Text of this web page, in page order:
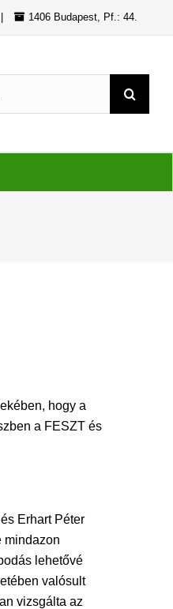
1406 Budapest, Pf.: 44.
hogy a
a FESZT és
Erhart Péter
mindazon
lehetővé
valósult
vizsgálta az